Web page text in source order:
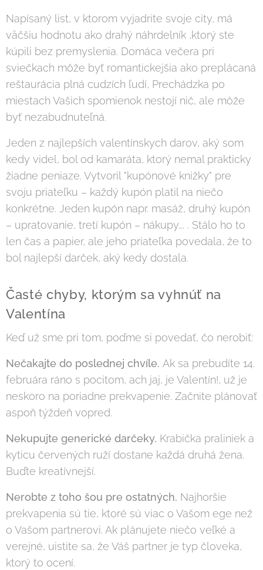
Napísaný list, v ktorom vyjadrite svoje city, má
väčšiu hodnotu ako drahý náhrdelník ,ktorý ste
kúpili bez premyslenia. Domáca večera pri
sviečkach môže byť romantickejšia ako preplácaná
reštaurácia plná cudzích ľudí, Prechádzka po
miestach Vašich spomienok nestojí nič, ale môže
byť nezabudnuteľná.
Jeden z najlepších valentínskych darov, aký som
kedy videl, bol od kamaráta, ktorý nemal prakticky
žiadne peniaze. Vytvoril "kupónové knižky" pre
svoju priateľku – každý kupón platil na niečo
konkrétne. Jeden kupón napr. masáž, druhý kupón
– upratovanie, tretí kupón – nákupy…. . Stálo ho to
len čas a papier, ale jeho priateľka povedala, že to
bol najlepší darček, aký kedy dostala.
Časté chyby, ktorým sa vyhnúť na
Valentína
Keď už sme pri tom, poďme si povedať, čo nerobiť:
Nečakajte do poslednej chvíle. Ak sa prebudíte 14.
februára ráno s pocitom, ach jaj, je Valentín!, už je
neskoro na poriadne prekvapenie. Začnite plánovať
aspoň týždeň vopred.
Nekupujte generické darčeky. Krabička praliniek a
kyticu červených ruží dostane každá druhá žena.
Buďte kreatívnejší.
Nerobte z toho šou pre ostatných. Najhoršie
prekvapenia sú tie, ktoré sú viac o Vašom ege než
o Vašom partnerovi. Ak plánujete niečo veľké a
verejné, uistite sa, že Váš partner je typ človeka,
ktorý to ocení.